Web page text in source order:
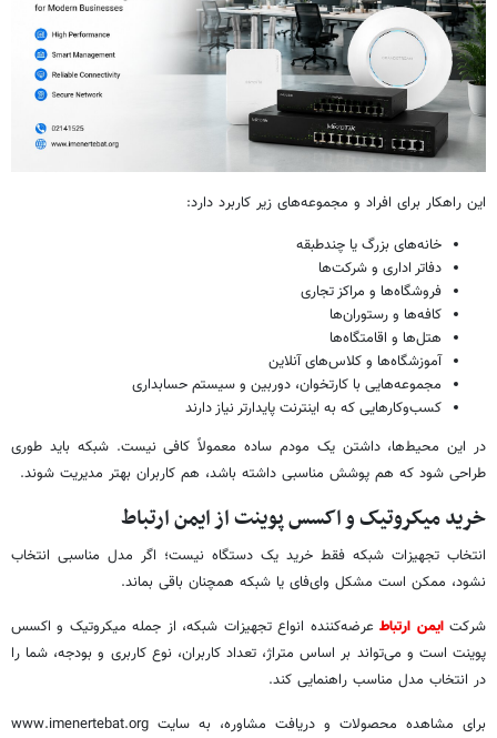
این راهکار برای افراد و مجموعه‌های زیر کاربرد دارد:
خانه‌های بزرگ یا چندطبقه
دفاتر اداری و شرکت‌ها
فروشگاه‌ها و مراکز تجاری
کافه‌ها و رستوران‌ها
هتل‌ها و اقامتگاه‌ها
آموزشگاه‌ها و کلاس‌های آنلاین
مجموعه‌هایی با کارتخوان، دوربین و سیستم حسابداری
کسب‌وکارهایی که به اینترنت پایدارتر نیاز دارند
در این محیط‌ها، داشتن یک مودم ساده معمولاً کافی نیست. شبکه باید طوری
طراحی شود که هم پوشش مناسبی داشته باشد، هم کاربران بهتر مدیریت شوند.
خرید میکروتیک و اکسس پوینت از ایمن ارتباط
انتخاب تجهیزات شبکه فقط خرید یک دستگاه نیست؛ اگر مدل مناسبی انتخاب
نشود، ممکن است مشکل وای‌فای یا شبکه همچنان باقی بماند.
شرکتایمن ارتباطعرضه‌کننده انواع تجهیزات شبکه، از جمله میکروتیک و اکسس
پوینت است و می‌تواند بر اساس متراژ، تعداد کاربران، نوع کاربری و بودجه، شما را
در انتخاب مدل مناسب راهنمایی کند.
برای مشاهده محصولات و دریافت مشاوره، به سایت www.imenertebat.org